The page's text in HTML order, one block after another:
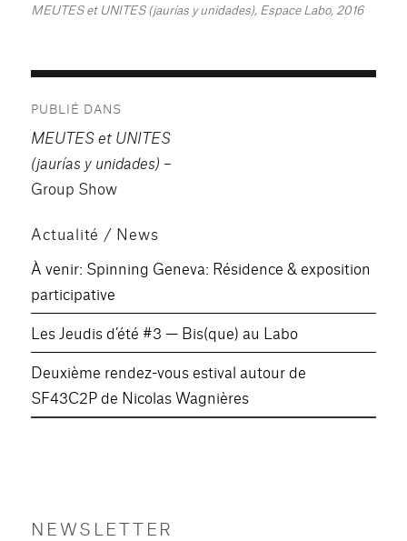
MEUTES et UNITES (jaurías y unidades), Espace Labo, 2016
de
l’article
PUBLIÉ DANS
MEUTES et UNITES
(jaurías y unidades) –
Group Show
Actualité / News
À venir: Spinning Geneva: Résidence & exposition
participative
Les Jeudis d’été #3 — Bis(que) au Labo
Deuxième rendez-vous estival autour de
SF43C2P de Nicolas Wagnières
NEWSLETTER